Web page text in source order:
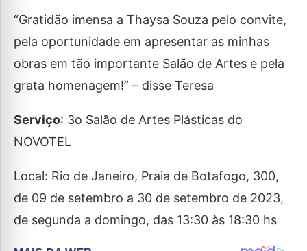
“Gratidão imensa a Thaysa Souza pelo convite,
pela oportunidade em apresentar as minhas
obras em tão importante Salão de Artes e pela
grata homenagem!” – disse Teresa
Serviço: 3o Salão de Artes Plásticas do
NOVOTEL
Local: Rio de Janeiro, Praia de Botafogo, 300,
de 09 de setembro a 30 de setembro de 2023,
de segunda a domingo, das 13:30 às 18:30 hs